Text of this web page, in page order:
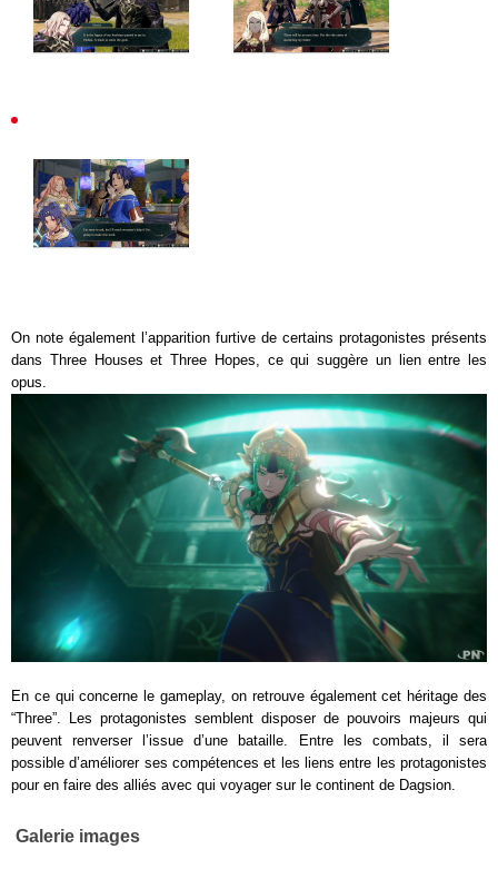
On note également l’apparition furtive de certains protagonistes présents
dans Three Houses et Three Hopes, ce qui suggère un lien entre les
opus.
En ce qui concerne le gameplay, on retrouve également cet héritage des
“Three”. Les protagonistes semblent disposer de pouvoirs majeurs qui
peuvent renverser l’issue d’une bataille. Entre les combats, il sera
possible d’améliorer ses compétences et les liens entre les protagonistes
pour en faire des alliés avec qui voyager sur le continent de Dagsion.
Galerie images